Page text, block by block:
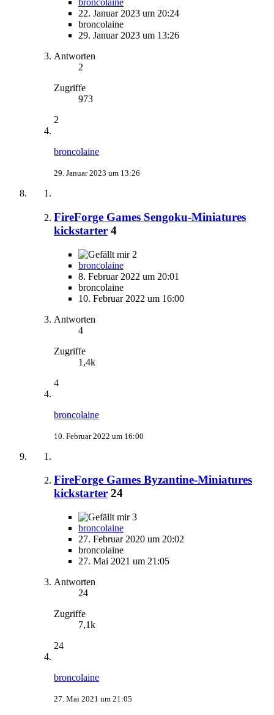
broncolaine
22. Januar 2023 um 20:24
broncolaine
29. Januar 2023 um 13:26
Antworten
2
Zugriffe
973
2
broncolaine
29. Januar 2023 um 13:26
FireForge Games Sengoku-Miniatures
kickstarter 4
2
broncolaine
8. Februar 2022 um 20:01
broncolaine
10. Februar 2022 um 16:00
Antworten
4
Zugriffe
1,4k
4
broncolaine
10. Februar 2022 um 16:00
FireForge Games Byzantine-Miniatures
kickstarter 24
3
broncolaine
27. Februar 2020 um 20:02
broncolaine
27. Mai 2021 um 21:05
Antworten
24
Zugriffe
7,1k
24
broncolaine
27. Mai 2021 um 21:05